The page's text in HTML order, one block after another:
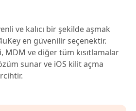
ve kalıcı bir şekilde aşmak
en güvenilir seçenektir.
MDM ve diğer tüm kısıtlamalar
sunar ve iOS kilit açma